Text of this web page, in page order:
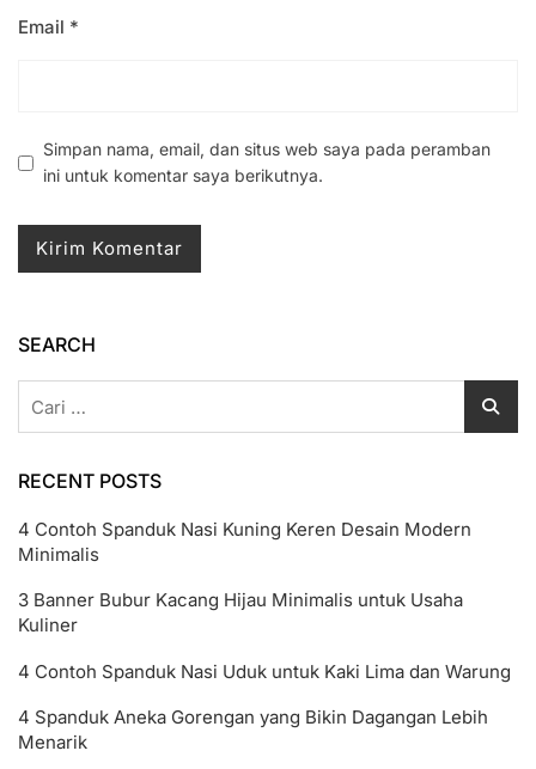
Email *
Simpan nama, email, dan situs web saya pada peramban
ini untuk komentar saya berikutnya.
SEARCH
untuk:
RECENT POSTS
4 Contoh Spanduk Nasi Kuning Keren Desain Modern
Minimalis
3 Banner Bubur Kacang Hijau Minimalis untuk Usaha
Kuliner
4 Contoh Spanduk Nasi Uduk untuk Kaki Lima dan Warung
4 Spanduk Aneka Gorengan yang Bikin Dagangan Lebih
Menarik